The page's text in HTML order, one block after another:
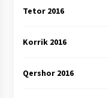
Tetor 2016
Korrik 2016
Qershor 2016